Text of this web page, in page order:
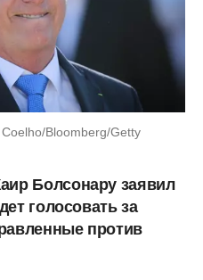
Bloomberg/Getty
Болсонару заявил
голосовать за
против